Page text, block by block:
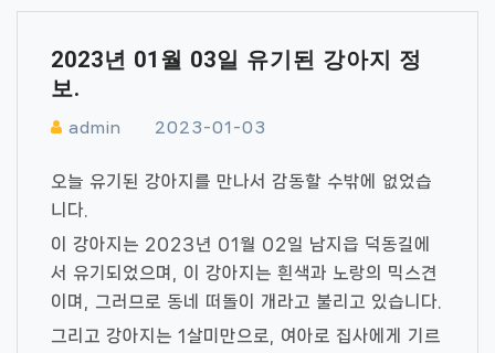
2023년 01월 03일 유기된 강아지 정
보.
admin 2023-01-03
오늘 유기된 강아지를 만나서 감동할 수밖에 없었습
니다.
이 강아지는 2023년 01월 02일 남지읍 덕동길에
서 유기되었으며, 이 강아지는 흰색과 노랑의 믹스견
이며, 그러므로 동네 떠돌이 개라고 불리고 있습니다.
그리고 강아지는 1살미만으로, 여아로 집사에게 기르